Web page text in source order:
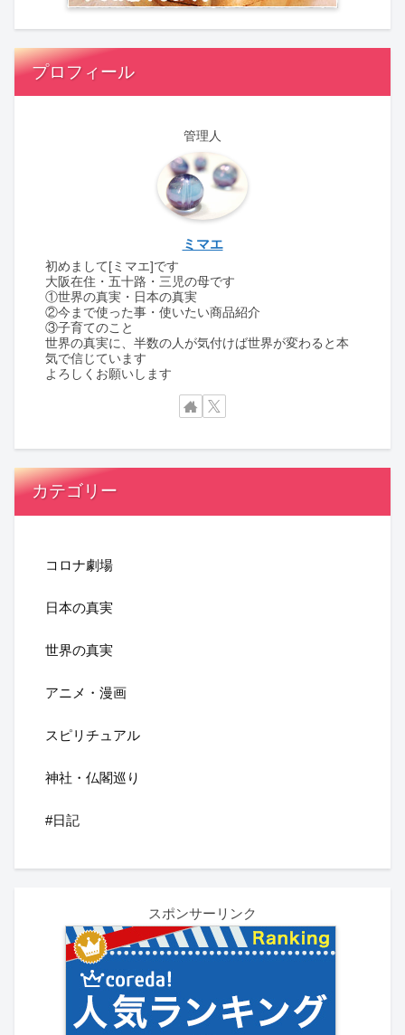
プロフィール
管理人
ミマエ
初めまして[ミマエ]です
大阪在住・五十路・三児の母です
①世界の真実・日本の真実
②今まで使った事・使いたい商品紹介
③子育てのこと
世界の真実に、半数の人が気付けば世界が変わると本
気で信じています
よろしくお願いします
カテゴリー
コロナ劇場
日本の真実
世界の真実
アニメ・漫画
スピリチュアル
神社・仏閣巡り
#日記
スポンサーリンク